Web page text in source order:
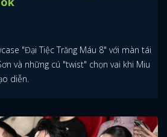
NHẬP
"Đại Tiệc Trăng Máu 8" với màn tái
và những cú "twist" chọn vai khi Miu
diễn.